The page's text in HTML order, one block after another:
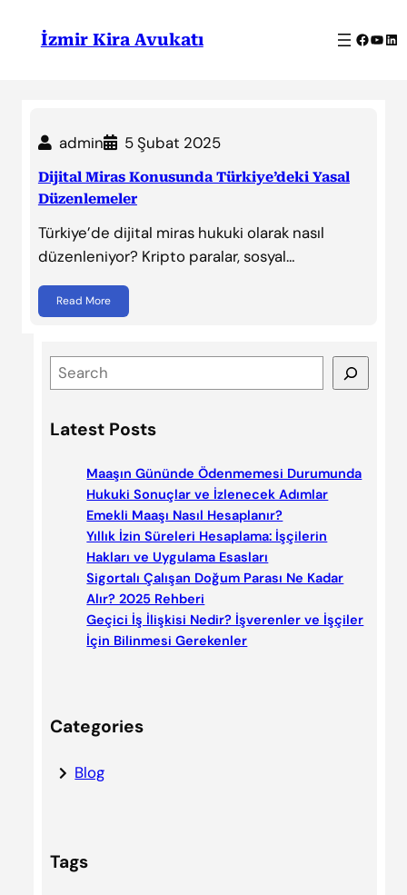
İzmir Kira Avukatı
admin 5 Şubat 2025
Dijital Miras Konusunda Türkiye’deki Yasal
Düzenlemeler
Türkiye’de dijital miras hukuki olarak nasıl
düzenleniyor? Kripto paralar, sosyal…
Read More
e
r
Latest Posts
Maaşın Gününde Ödenmemesi Durumunda
Hukuki Sonuçlar ve İzlenecek Adımlar
Emekli Maaşı Nasıl Hesaplanır?
Yıllık İzin Süreleri Hesaplama: İşçilerin
Hakları ve Uygulama Esasları
Sigortalı Çalışan Doğum Parası Ne Kadar
Alır? 2025 Rehberi
Geçici İş İlişkisi Nedir? İşverenler ve İşçiler
İçin Bilinmesi Gerekenler
Categories
Blog
Tags